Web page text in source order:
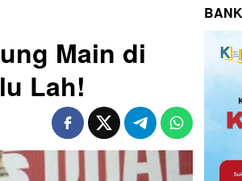
Main di
Lah!